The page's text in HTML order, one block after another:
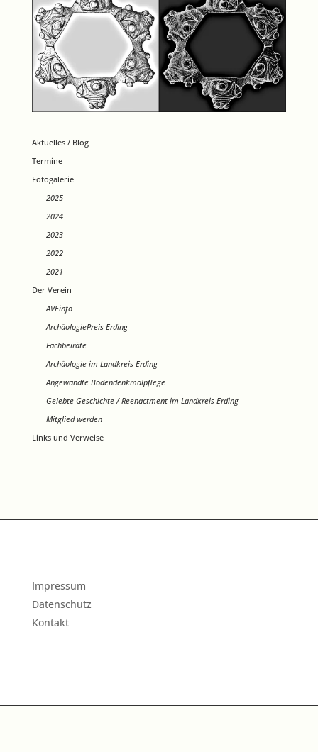
Aktuelles / Blog
Termine
Fotogalerie
2025
2024
2023
2022
2021
Der Verein
AVEinfo
ArchäologiePreis Erding
Fachbeiräte
Archäologie im Landkreis Erding
Angewandte Bodendenkmalpflege
Gelebte Geschichte / Reenactment im Landkreis Erding
Mitglied werden
Links und Verweise
Impressum
Datenschutz
Kontakt